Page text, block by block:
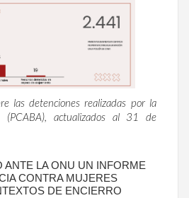
las detenciones realizadas por la
actualizados al 31 de
ANTE LA ONU UN INFORME
CONTRA MUJERES
DE ENCIERRO